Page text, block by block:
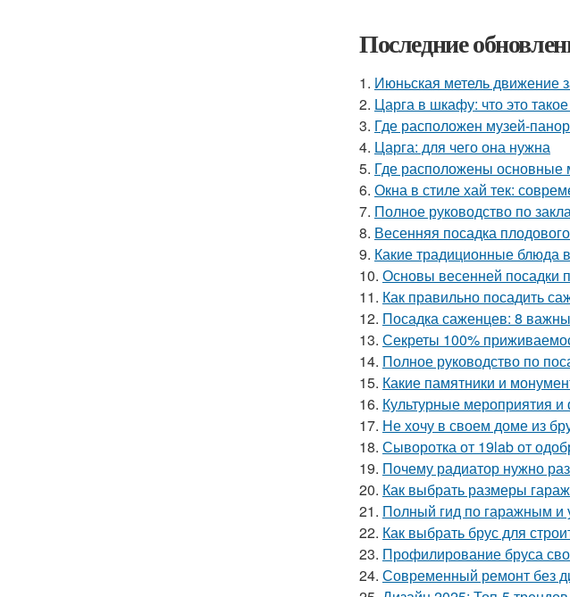
Последние
1. Июньская метель движение
2. Царга в шкафу: что это
3. Где расположен музей-
4. Царга: для чего она нужна
5. Где расположены основные
6. Окна в стиле хай тек:
7. Полное руководство по
8. Весенняя посадка
9. Какие традиционные блюда
10. Основы весенней посадки
11. Как правильно посадить
12. Посадка саженцев: 8
13. Секреты 100%
14. Полное руководство по
15. Какие памятники и
16. Культурные мероприятия
17. Не хочу в своем доме из
18. Сыворотка от 19lab от
19. Почему радиатор нужно
20. Как выбрать размеры
21. Полный гид по гаражным и
22. Как выбрать брус для
23. Профилирование бруса
24. Современный ремонт без